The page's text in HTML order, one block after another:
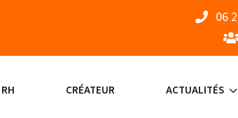
06
RH CRÉATEUR ACTUALITÉS